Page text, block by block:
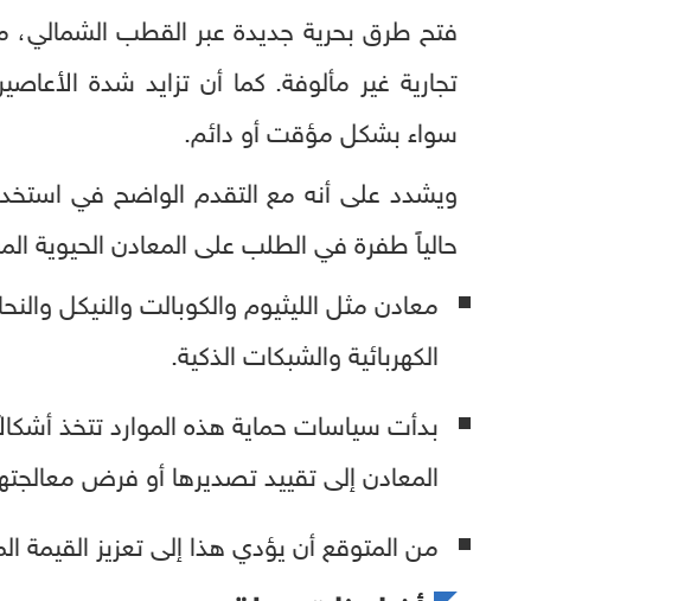
فتح طرق بحرية جديدة عبر القطب الشمالي،
تجارية غير مألوفة. كما أن تزايد شدة
سواء بشكل مؤقت أو دائم.
ويشدد على أنه مع التقدم الواضح في
حالياً طفرة في الطلب على المعادن الحيوية
معادن مثل الليثيوم والكوبالت والنيكل
الكهربائية والشبكات الذكية.
بدأت سياسات حماية هذه الموارد تتخذ
المعادن إلى تقييد تصديرها أو فرض
من المتوقع أن يؤدي هذا إلى تعزيز القيمة